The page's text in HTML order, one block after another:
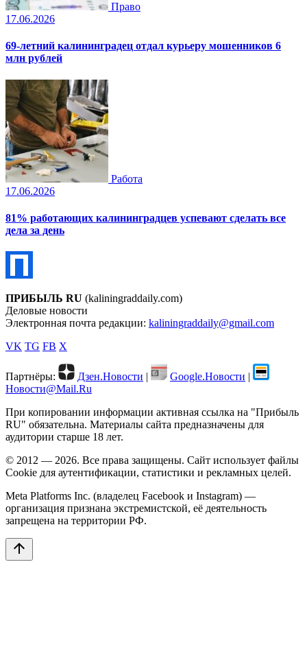
Право
17.06.2026
69-летний калининградец отдал курьеру мошенников 6
млн рублей
Работа
17.06.2026
81% работающих калининградцев успевают сделать все
дела за день
ПРИБЫЛЬ RU (kaliningraddaily.com)
Деловые новости
Электронная почта редакции: kaliningraddaily@gmail.com
VK TG FB X
Партнёры: Дзен.Новости | Google.Новости |
Новости@Mail.Ru
При копировании информации активная ссылка на "Прибыль
RU" обязательна. Материалы сайта предназначены для
аудитории старше 18 лет.
© 2012 — 2026. Все права защищены. Сайт использует файлы
Cookie для аутентификации, статистики и рекламных целей.
Meta Platforms Inc. (владелец Facebook и Instagram) —
организация признана экстремистской, её деятельность
запрещена на территории РФ.
arrow_upward